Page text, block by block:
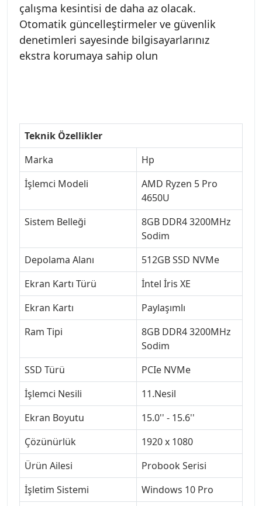
çalışma kesintisi de daha az olacak.
Otomatik güncelleştirmeler ve güvenlik
denetimleri sayesinde bilgisayarlarınız
ekstra korumaya sahip olun
Teknik Özellikler
Marka
Hp
İşlemci Modeli
AMD Ryzen 5 Pro
4650U
Sistem Belleği
8GB DDR4 3200MHz
Sodim
Depolama Alanı
512GB SSD NVMe
Ekran Kartı Türü
İntel İris XE
Ekran Kartı
Paylaşımlı
Ram Tipi
8GB DDR4 3200MHz
Sodim
SSD Türü
PCIe NVMe
İşlemci Nesili
11.Nesil
Ekran Boyutu
15.0'' - 15.6''
Çözünürlük
1920 x 1080
Ürün Ailesi
Probook Serisi
İşletim Sistemi
Windows 10 Pro